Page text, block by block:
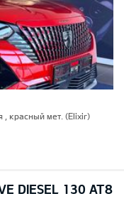
, красный мет. (Elixir)
DIESEL 130 AT8